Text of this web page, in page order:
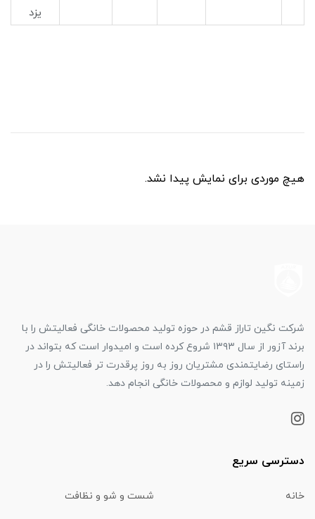
یزد
هیچ موردی برای نمایش پیدا نشد.
شرکت نگین تاراز قشم در حوزه تولید محصولات خانگی فعالیتش را با
برند آزور از سال ۱۳۹۳ شروع کرده است و امیدوار است که بتواند در
راستای رضایتمندی مشتریان روز به روز پرقدرت تر فعالیتش را در
زمینه تولید لوازم و محصولات خانگی انجام دهد.
دسترسی سریع
خانه شست و شو و نظافت